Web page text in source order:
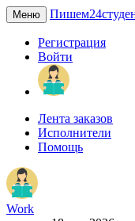
Меню Пишем24
Регистрация
Войти
Лента заказов
Исполнители
Помощь
Work